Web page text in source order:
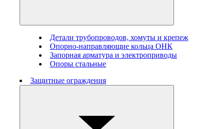
Детали трубопроводов, хомуты и крепеж
Опорно-направляющие кольца ОНК
Запорная арматура и электроприводы
Опоры стальные
Защитные ограждения